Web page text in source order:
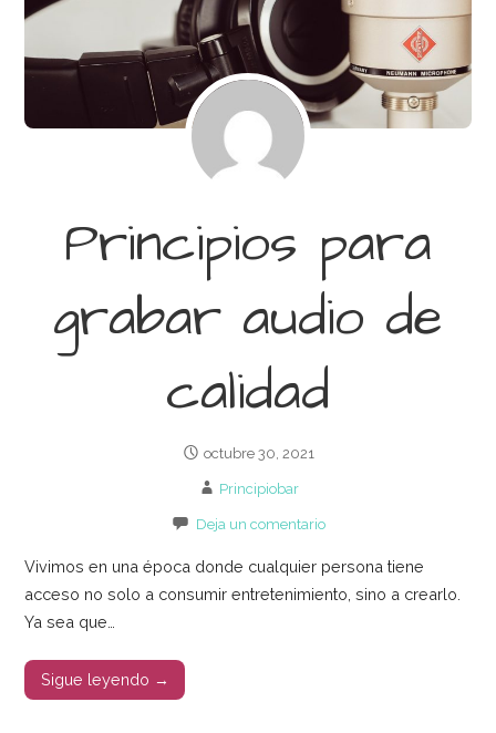
Principios para
grabar audio de
calidad
octubre 30, 2021
Principiobar
Deja un comentario
Vivimos en una época donde cualquier persona tiene
acceso no solo a consumir entretenimiento, sino a crearlo.
Ya sea que…
Sigue leyendo →